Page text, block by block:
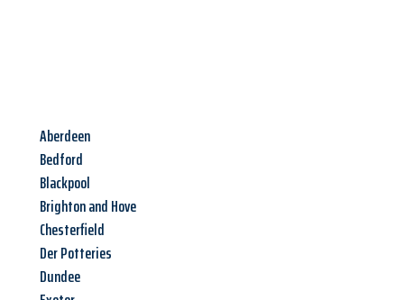
Aberdeen
Bedford
Blackpool
Brighton and Hove
Chesterfield
Der Potteries
Dundee